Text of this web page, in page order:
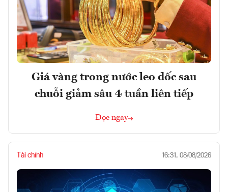
Giá vàng trong nước leo dốc sau
chuỗi giảm sâu 4 tuần liên tiếp
Đọc ngay
Tài chính 16:31, 08/08/2026